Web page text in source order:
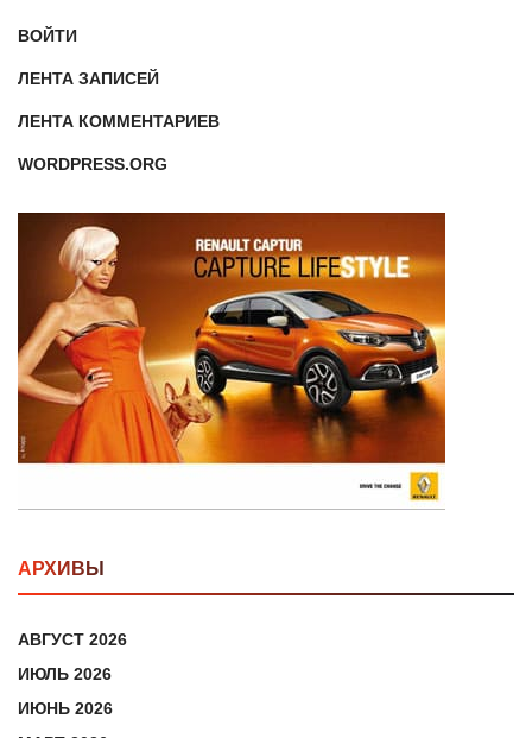
ВОЙТИ
ЛЕНТА ЗАПИСЕЙ
ЛЕНТА КОММЕНТАРИЕВ
WORDPRESS.ORG
АРХИВЫ
АВГУСТ 2026
ИЮЛЬ 2026
ИЮНЬ 2026